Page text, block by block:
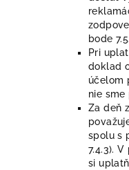
bode
Pri
doklad
účelom
nie sme
Za deň
spolu s
7.4.3).
si